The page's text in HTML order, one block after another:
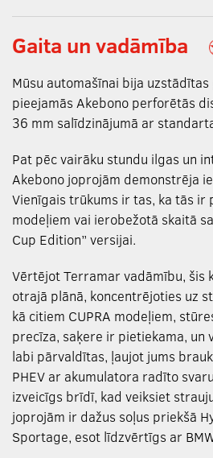
Gaita un vadāmība
Mūsu automašīnai bija
pieejamās Akebono perforētās
36 mm salīdzinājumā ar
Pat pēc vairāku stundu ilgas un
Akebono joprojām demonstrēja
Vienīgais trūkums ir tas, ka tās ir
modeļiem vai ierobežotā skaitā
Cup Edition” versijai.
Vērtējot Terramar vadāmību, šis
otrajā plānā, koncentrējoties uz
kā citiem CUPRA modeļiem,
precīza, saķere ir pietiekama, un
labi pārvaldītas, ļaujot jums
PHEV ar akumulatora radīto
izveicīgs brīdī, kad veiksiet
joprojām ir dažus soļus priekšā
Sportage, esot līdzvērtīgs ar